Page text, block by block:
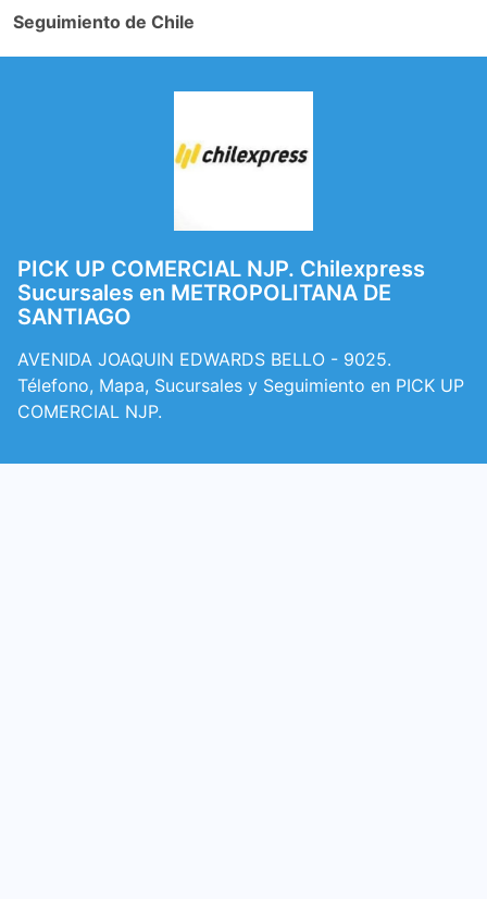
Seguimiento de Chile
PICK UP COMERCIAL NJP. Chilexpress
Sucursales en METROPOLITANA DE
SANTIAGO
AVENIDA JOAQUIN EDWARDS BELLO - 9025.
Télefono, Mapa, Sucursales y Seguimiento en PICK UP
COMERCIAL NJP.